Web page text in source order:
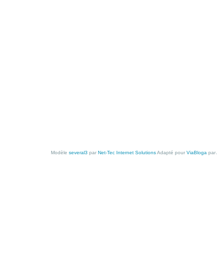
Modèle several3 par Net-Tec Internet SolutionsAdapté pour ViaBloga par